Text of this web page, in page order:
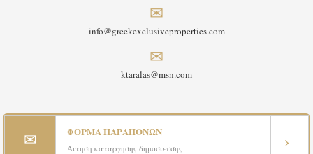
✉
info@greekexclusiveproperties.com
✉
ktaralas@msn.com
✉ ΦΟΡΜΑ ΠΑΡΑΠΟΝΩΝ
Αιτηση καταργησης δημοσιευσης ›